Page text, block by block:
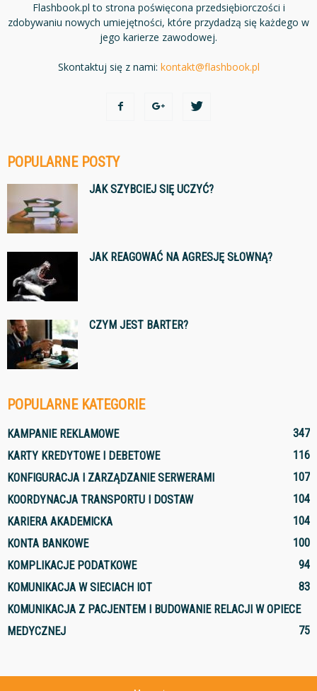
Flashbook.pl to strona poświęcona przedsiębiorczości i
zdobywaniu nowych umiejętności, które przydadzą się każdego w
jego karierze zawodowej.
Skontaktuj się z nami: kontakt@flashbook.pl
POPULARNE POSTY
JAK SZYBCIEJ SIĘ UCZYĆ?
JAK REAGOWAĆ NA AGRESJĘ SŁOWNĄ?
CZYM JEST BARTER?
POPULARNE KATEGORIE
KAMPANIE REKLAMOWE
347
KARTY KREDYTOWE I DEBETOWE
116
KONFIGURACJA I ZARZĄDZANIE SERWERAMI
107
KOORDYNACJA TRANSPORTU I DOSTAW
104
KARIERA AKADEMICKA
104
KONTA BANKOWE
100
KOMPLIKACJE PODATKOWE
94
KOMUNIKACJA W SIECIACH IOT
83
KOMUNIKACJA Z PACJENTEM I BUDOWANIE RELACJI W OPIECE
MEDYCZNEJ
75